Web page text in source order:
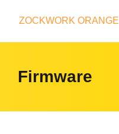
ZOCKWORK ORANGE
Firmware